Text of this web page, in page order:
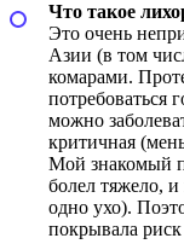
Что такое
Это очень
Азии (в том
комарами.
потребоваться
можно
критичная
Мой знакомый
болел тяжело,
одно ухо).
покрывала риск